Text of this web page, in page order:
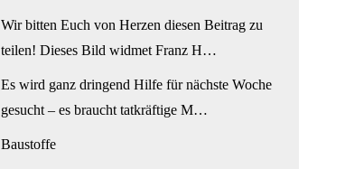
Wir bitten Euch von Herzen diesen Beitrag zu
teilen! Dieses Bild widmet Franz H…
Es wird ganz dringend Hilfe für nächste Woche
gesucht – es braucht tatkräftige M…
Baustoffe